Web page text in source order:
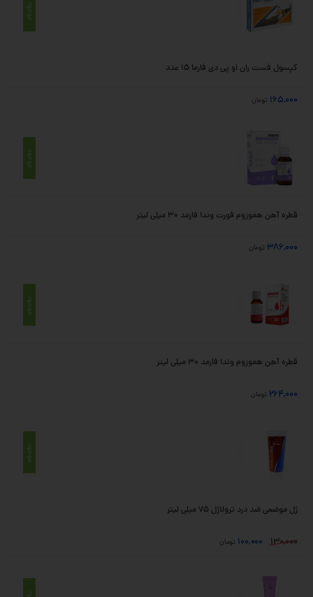
موجود
کپسول فست ران او پی دی فارما 15 عدد
165,000 تومان
موجود
قطره آهن هموزوم فورت وندا فارمد 30 میلی لیتر
386,000 تومان
موجود
قطره آهن هموزوم وندا فارمد 30 میلی لیتر
264,000 تومان
موجود
ژل موضعی ضد درد ترولاژل 75 میلی لیتر
130,000
100,000 تومان